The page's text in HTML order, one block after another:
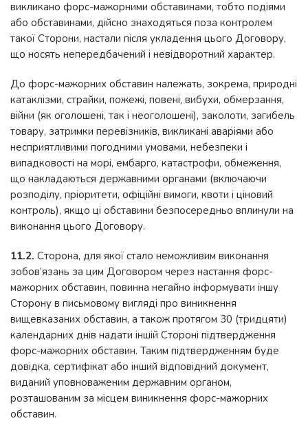
викликано форс-мажорними обставинами, тобто подіями
або обставинами, дійсно знаходяться поза контролем
такої Сторони, настали після укладення цього Договору,
що носять непередбачений і невідворотний характер.
До форс-мажорних обставин належать, зокрема, природні
катаклізми, страйки, пожежі, повені, вибухи, обмерзання,
війни (як оголошені, так і неоголошені), заколоти, загибель
товару, затримки перевізників, викликані аваріями або
несприятливими погодними умовами, небезпеки і
випадковості на морі, ембарго, катастрофи, обмеження,
що накладаються державними органами (включаючи
розподілу, пріоритети, офіційні вимоги, квоти і ціновий
контроль), якщо ці обставини безпосередньо вплинули на
виконання цього Договору.
11.2. Сторона, для якої стало неможливим виконання
зобов’язань за цим Договором через настання форс-
мажорних обставин, повинна негайно інформувати іншу
Сторону в письмовому вигляді про виникнення
вищевказаних обставин, а також протягом 30 (тридцяти)
календарних днів надати іншій Стороні підтвердження
форс-мажорних обставин. Таким підтвердженням буде
довідка, сертифікат або інший відповідний документ,
виданий уповноваженим державним органом,
розташованим за місцем виникнення форс-мажорних
обставин.